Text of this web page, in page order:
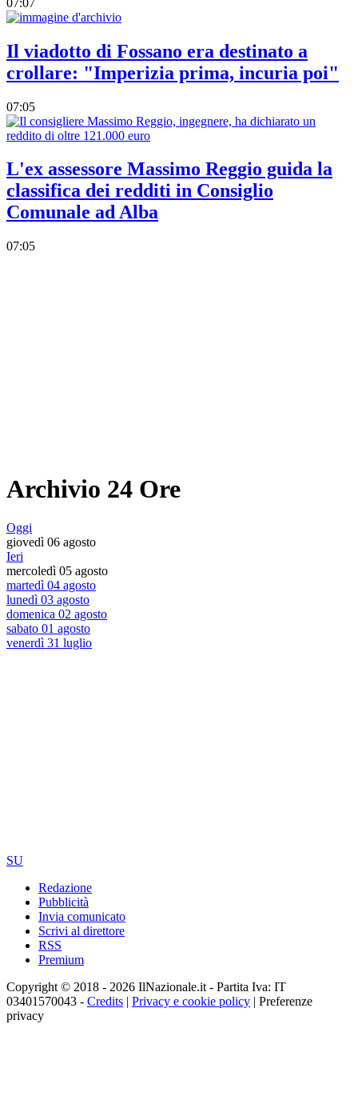
Il viadotto di Fossano era destinato a
crollare: "Imperizia prima, incuria poi"
07:05
L'ex assessore Massimo Reggio guida la
classifica dei redditi in Consiglio
Comunale ad Alba
07:05
Archivio 24 Ore
Oggi
giovedì 06 agosto
Ieri
mercoledì 05 agosto
martedì 04 agosto
lunedì 03 agosto
domenica 02 agosto
sabato 01 agosto
venerdì 31 luglio
SU
Redazione
Pubblicità
Invia comunicato
Scrivi al direttore
RSS
Premium
Copyright © 2018 - 2026 IlNazionale.it - Partita Iva: IT
03401570043 - Credits | Privacy e cookie policy | Preferenze
privacy